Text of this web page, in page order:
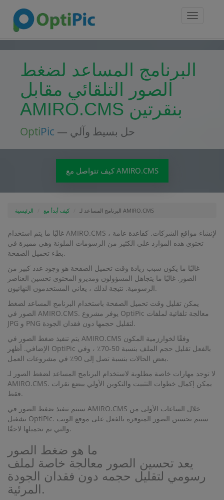
Toggle
البرنامج المساعد لضغط
الصور التلقائي مقابل
AMIRO.CMS بنقرتين
OptiPic — حل بسيط وآلي
كيف تتواصل مع AMIRO.CMS
الرئيسية كيف أبدأ مع البرنامج المساعد لـ AMIRO.CMS
غالبًا ما يتم استخدام AMIRO.CMS لإنشاء مواقع الشركات. كقاعدة عامة ،
تحتوي هذه الموارد على الكثير من الرسومات الملونة وهي مميزة في
بطء تحميل الصفحة.
غالبًا ما يكون سبب زيادة وقت تحميل الصفحة هو وجود عدد كبير من
الصور. غالبًا ما يتجاهل المسؤولون ومديرو المحتوى تحسين العناصر
الرسومية. نتيجة لذلك ، يعاني المستخدمون النهائيون.
يمكن تقليل وقت تحميل الصفحة باستخدام البرنامج المساعد لضغط
الصور في AMIRO.CMS. يوفر مشروع OptiPic معالجة تلقائية لملفات
JPG و PNG لتقليل حجمها دون فقدان الجودة.
يتم تنفيذ ضغط الصور في AMIRO.CMS وفقًا لخوارزمية المكون
الإضافي. أظهر OptiPic بالفعل تقليل حجم الملف بنسبة 50-70٪ ، وفي
بعض الحالات بنسبة تصل إلى 90٪ في مشروعات العمل.
لا توجد مهارات خاصة مطلوبة لاستخدام البرنامج المساعد لضغط الصور لـ
AMIRO.CMS. يمكن إكمال خطوات التثبيت والتكوين الأولي ببضع نقرات
فقط.
سيتم تنفيذ ضغط الصور في AMIRO.CMS خلال الساعات الأولى من
تشغيل OptiPic. سيتم تحسين الصور المتوفرة بالفعل على موقع الويب
والتي تم تحميلها لاحقًا.
ما هو ضغط الصور
يعد تحسين الصور معالجة خاصة لملف
رسومي لتقليل حجمه دون فقدان الجودة
المرئية.